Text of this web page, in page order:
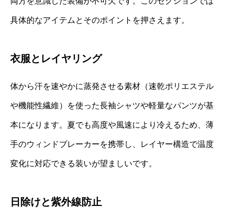
具体的なアイテムとそのポイントを押さえます。
衣服とレイヤリング
体から汗を速やかに蒸発させる素材（速乾ポリエステル
や機能性繊維）を使った長袖シャツや軽量なパンツが基
本になります。夏でも高度や風速により冷えるため、薄
手のウィンドブレーカーを携帯し、レイヤー構造で温度
変化に対応できる装いが望ましいです。
日除けと紫外線防止